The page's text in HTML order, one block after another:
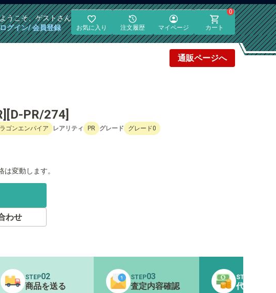
ようこそ、ゲストさん
ログイン/ 会員登録
お気に入り 注文履歴 マイページ
0
カート
通販ページへ
PR/274]
ラゴンエンパイア レアリティ PR グレード グレード0
変動します。
わせ
STEP02
商品を送る
STEP03
査定内容確認
STEP
代金のお